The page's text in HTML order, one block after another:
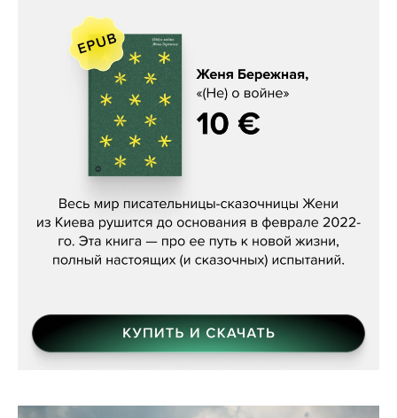
Женя Бережная, «(Не) о войне»